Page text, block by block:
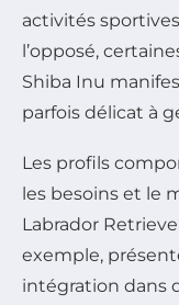
activités
l’opposé,
Shiba Inu
parfois délicat à
Les profils
les besoins et le
Labrador
exemple,
intégration dans